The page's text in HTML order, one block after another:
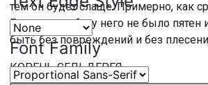
Font Family
тем он будет слаще. Примерно, как
Главное, чтобы у него не было
быть без повреждений и без
КОРЕНЬ СЕЛЬДЕРЕЯ